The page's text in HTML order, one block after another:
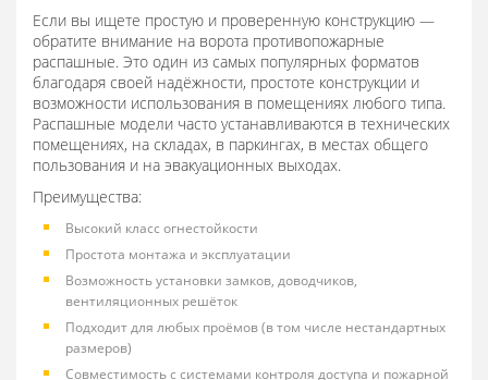
Если вы ищете простую и проверенную конструкцию —
обратите внимание на ворота противопожарные
распашные. Это один из самых популярных форматов
благодаря своей надёжности, простоте конструкции и
возможности использования в помещениях любого типа.
Распашные модели часто устанавливаются в технических
помещениях, на складах, в паркингах, в местах общего
пользования и на эвакуационных выходах.
Преимущества:
Высокий класс огнестойкости
Простота монтажа и эксплуатации
Возможность установки замков, доводчиков,
вентиляционных решёток
Подходит для любых проёмов (в том числе нестандартных
размеров)
Совместимость с системами контроля доступа и пожарной